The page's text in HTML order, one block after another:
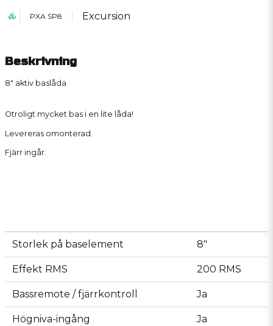
PXA SP8 Excursion
Beskrivning
8" aktiv baslåda
Otroligt mycket bas i en lite låda!
Levereras omonterad.
Fjärr ingår.
Storlek på baselement 8"
Effekt RMS 200 RMS
Bassremote / fjärrkontroll Ja
Högniva-ingång Ja